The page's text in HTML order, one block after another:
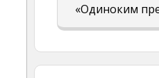
«Одиноким